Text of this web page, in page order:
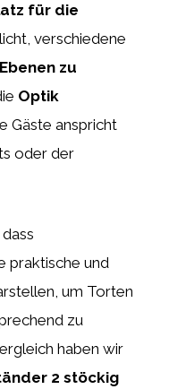
für die
verschiedene
zu
Optik
Gäste anspricht
oder der
praktische und
um Torten
zu
haben wir
2 stöckig